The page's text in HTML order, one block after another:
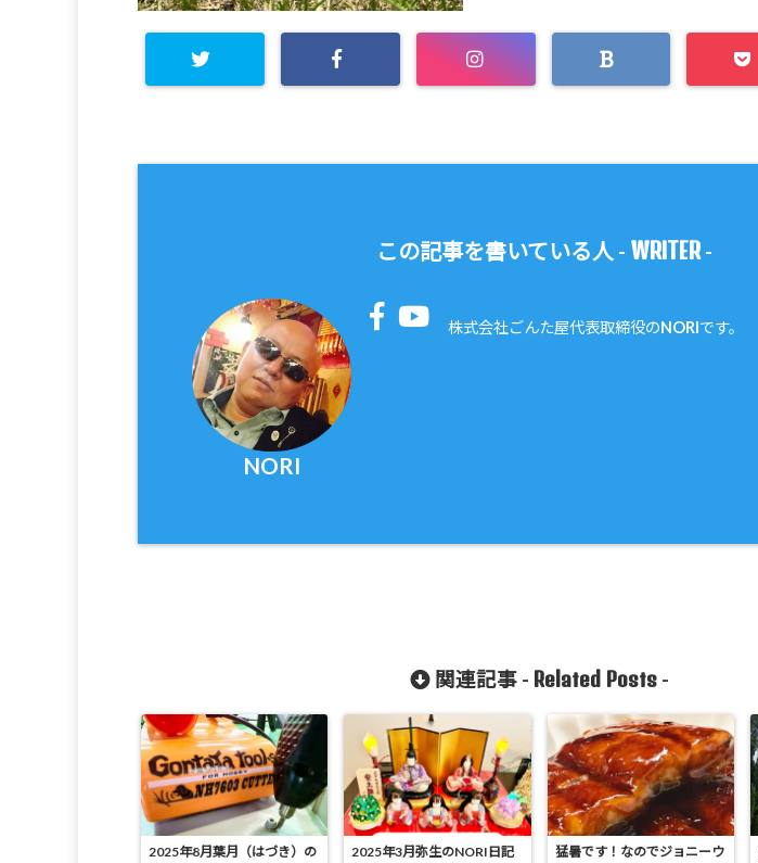
この記事を書いている人 - WRITER-
NORI
株式会社ごんた屋代表取締役のNORIです。
関連記事 - Related Posts-
2025年8月葉月（はづき）の
2025年3月弥生のNORI日記
猛暑です！なのでジョニーウ